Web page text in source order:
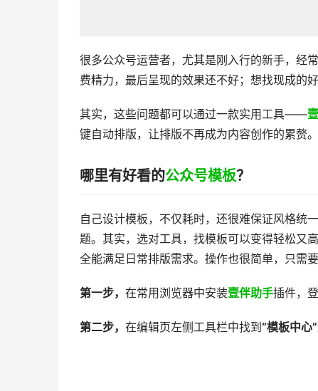
很多公众号运营者，尤其是刚入行的新手，经
费精力，最后呈现的效果还不好；想找现成的
其实，这些问题都可以通过一款实用工具——
键自动排版，让排版不再成为内容创作的累赘
哪里有好看的公众号模板？
自己设计模板，不仅耗时，还很难保证风格统
题。其实，选对工具，找模板可以变得轻松又高
全能满足日常排版需求。操作也很简单，只需要
第一步， 在常用浏览器中安装壹伴助手插件，
第二步， 在编辑页左侧工具栏中找到 “模板中心”